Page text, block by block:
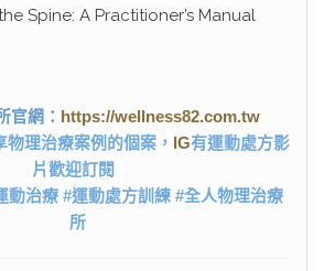
Spine: A Practitioner’s Manual
官網： https://wellness82.com.tw
理治療案例的個案， IG有運動處方影
片歡迎訂閱
動治療 #運動處方訓練 #全人物理治療
所